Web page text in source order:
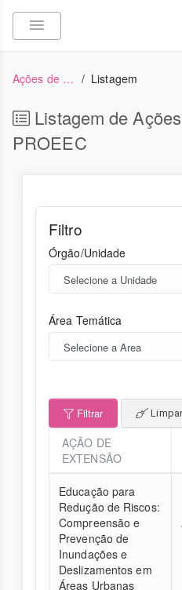
Ações de Extensão Listagem
Listagem de
PROEEC
Filtro
Órgão/Unidade
Área Temática
Filtrar
AÇÃO DE
EXTENSÃO
Educação para
Redução de Riscos:
Compreensão e
Prevenção de
Inundações e
Deslizamentos em
Áreas Urbanas